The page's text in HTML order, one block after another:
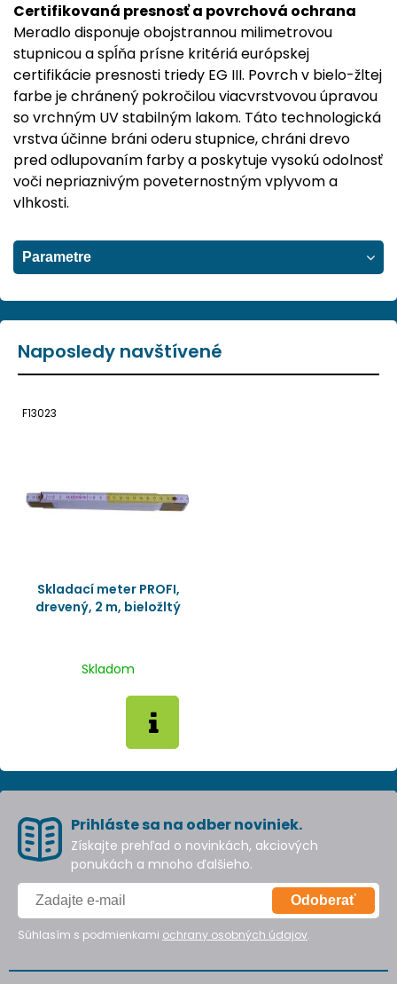
Certifikovaná presnosť a povrchová ochrana
Meradlo disponuje obojstrannou milimetrovou
stupnicou a spĺňa prísne kritériá európskej
certifikácie presnosti triedy EG III. Povrch v bielo-žltej
farbe je chránený pokročilou viacvrstvovou úpravou
so vrchným UV stabilným lakom. Táto technologická
vrstva účinne bráni oderu stupnice, chráni drevo
pred odlupovaním farby a poskytuje vysokú odolnosť
voči nepriaznivým poveternostným vplyvom a
vlhkosti.
Parametre
Naposledy navštívené
F13023
Skladací meter PROFI,
drevený, 2 m, bieložltý
Skladom
Prihláste sa na odber noviniek.
Získajte prehľad o novinkách, akciových
ponukách a mnoho ďalšieho.
Odoberať
Súhlasím s podmienkami ochrany osobných údajov.